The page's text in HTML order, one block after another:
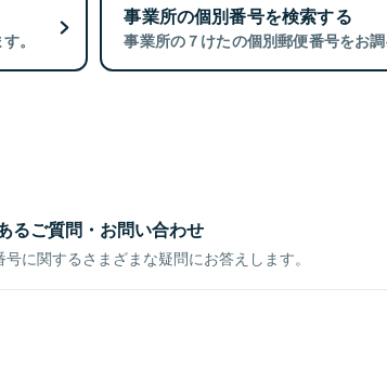
。
事業所の個別番号を検索する
事業所の７けたの個別郵便番号をお調
るご質問・お問い合わせ
号に関するさまざまな疑問にお答えします。